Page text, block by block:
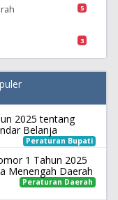
5
3
2025 tentang
Belanja
Peraturan Bupati
1 Tahun 2025
Menengah Daerah
Peraturan Daerah